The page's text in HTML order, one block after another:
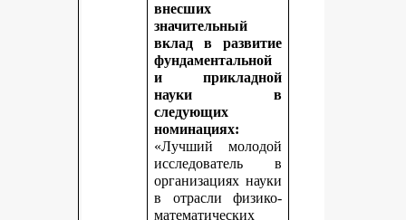
внесших
значительный
вклад в развитие
фундаментальной
и прикладной
науки в
следующих
номинациях:
«Лучший молодой
исследователь в
организациях науки
в отрасли физико-
математических